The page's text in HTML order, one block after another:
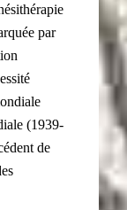
par
(1939-
de